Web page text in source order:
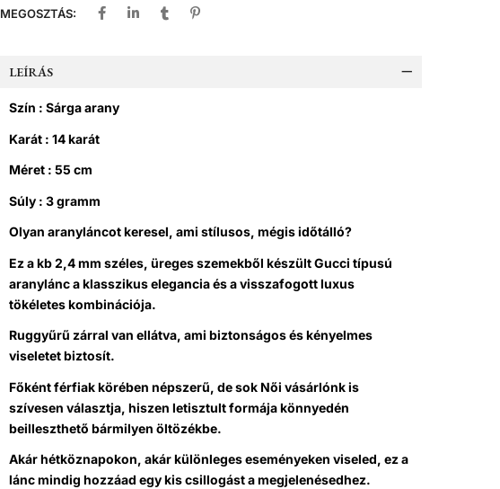
MEGOSZTÁS:
LEÍRÁS
Szín : Sárga arany
Karát : 14 karát
Méret : 55 cm
Súly : 3 gramm
Olyan aranyláncot keresel, ami stílusos, mégis időtálló?
Ez a kb 2,4 mm széles, üreges szemekből készült Gucci típusú
aranylánc a klasszikus elegancia és a visszafogott luxus
tökéletes kombinációja.
Ruggyűrű zárral van ellátva, ami biztonságos és kényelmes
viseletet biztosít.
Főként férfiak körében népszerű, de sok Női vásárlónk is
szívesen választja, hiszen letisztult formája könnyedén
beilleszthető bármilyen öltözékbe.
Akár hétköznapokon, akár különleges eseményeken viseled, ez a
lánc mindig hozzáad egy kis csillogást a megjelenésedhez.